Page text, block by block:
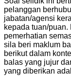
pelanggan
jabatan/agensi
kepada tuan/
pemerhatian
sila beri maklum
berikut dalam
balas yang jujur
yang diberikan